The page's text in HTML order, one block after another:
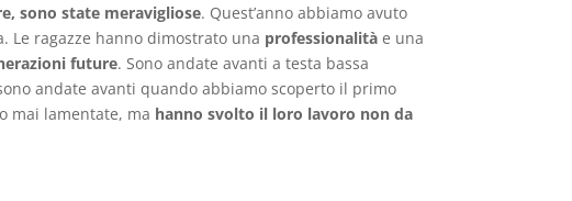
sono state meravigliose. Quest’anno abbiamo avuto
Le ragazze hanno dimostrato una professionalitàe una
future. Sono andate avanti a testa bassa
andate avanti quando abbiamo scoperto il primo
mai lamentate, ma hanno svolto il loro lavoro non da